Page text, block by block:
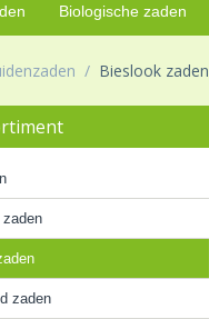
Biologische zaden
/ Bieslook zaden
zaden